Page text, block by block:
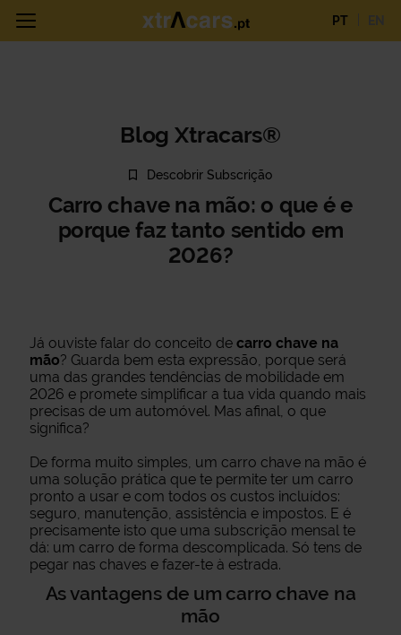
PT
Blog Xtracars®
Descobrir Subscrição
Carro chave na mão: o que é e
porque faz tanto sentido em
2026?
Já ouviste falar do conceito de carro chave na
mão? Guarda bem esta expressão, porque será
uma das grandes tendências de mobilidade em
2026 e promete simplificar a tua vida quando mais
precisas de um automóvel. Mas afinal, o que
significa?
De forma muito simples, um carro chave na mão é
uma solução prática que te permite ter um carro
pronto a usar e com todos os custos incluídos:
seguro, manutenção, assistência e impostos. E é
precisamente isto que uma subscrição mensal te
dá: um carro de forma descomplicada. Só tens de
pegar nas chaves e fazer-te à estrada.
As vantagens de um carro chave na
mão